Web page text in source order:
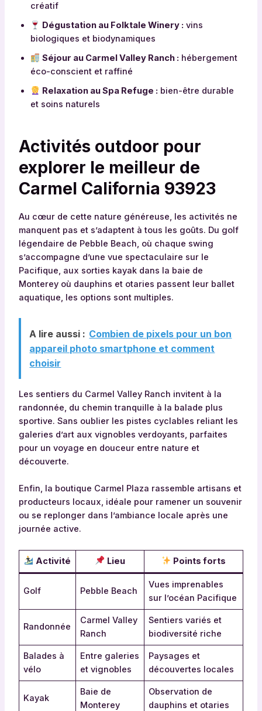
créatif
Dégustation au Folktale Winery : vins
biologiques et biodynamiques
Séjour au Carmel Valley Ranch : hébergement
éco-conscient et raffiné
Relaxation au Spa Refuge : bien-être durable
et soins naturels
Activités outdoor pour
explorer le meilleur de
Carmel California 93923
Au cœur de cette nature généreuse, les activités ne
manquent pas et s’adaptent à tous les goûts. Du golf
légendaire de Pebble Beach, où chaque swing
s’accompagne d’une vue spectaculaire sur le
Pacifique, aux sorties kayak dans la baie de
Monterey où dauphins et otaries passent leur ballet
aquatique, les options sont multiples.
A lire aussi : Combien de pixels pour un bon
appareil photo smartphone et comment
choisir
Les sentiers du Carmel Valley Ranch invitent à la
randonnée, du chemin tranquille à la balade plus
sportive. Sans oublier les pistes cyclables reliant les
galeries d’art aux vignobles verdoyants, parfaites
pour un voyage en douceur entre nature et
découverte.
Enfin, la boutique Carmel Plaza rassemble artisans et
producteurs locaux, idéale pour ramener un souvenir
ou se replonger dans l’ambiance locale après une
journée active.
Activité Lieu Points forts
Golf Pebble Beach
Vues imprenables
sur l’océan Pacifique
Randonnée
Carmel Valley
Ranch
Sentiers variés et
biodiversité riche
Balades à
vélo
Entre galeries
et vignobles
Paysages et
découvertes locales
Kayak
Baie de
Monterey
Observation de
dauphins et otaries